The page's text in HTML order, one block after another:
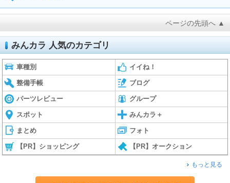
ページの先頭へ ▲
みんカラ 人気のカテゴリ
車種別 イイね！
整備手帳 ブログ
パーツレビュー グループ
スポット みんカラ＋
まとめ フォト
【PR】ショッピング 【PR】オークション
もっと見る